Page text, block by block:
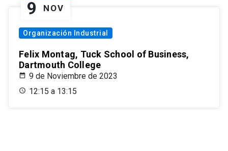
9 NOV
Organización Industrial
Felix Montag, Tuck School of Business,
Dartmouth College
9 de Noviembre de 2023
12:15 a 13:15